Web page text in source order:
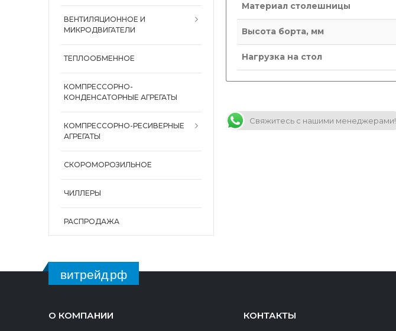
Материал столешницы
Высота борта, мм
Нагрузка на стол
Свяжитесь с нашими менеджерами!
ВЕНТИЛЯЦИОННОЕ И
МИКРОДВИГАТЕЛИ
ТЕПЛООБМЕННОЕ
КОМПРЕССОРНО-
КОНДЕНСАТОРНЫЕ АГРЕГАТЫ
КОМПРЕССОРНО-РЕСИВЕРНЫЕ
АГРЕГАТЫ
СКОРОМОРОЗИЛЬНОЕ
ЧИЛЛЕРЫ
РАСПРОДАЖА
витрейд.рф
О КОМПАНИИ КОНТАКТЫ